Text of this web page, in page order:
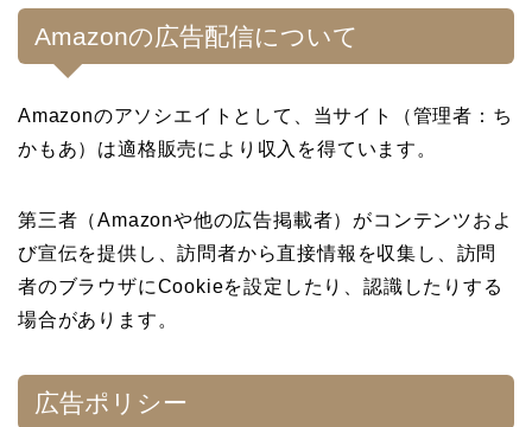
Amazonの広告配信について
Amazonのアソシエイトとして、当サイト（管理者：ち
かもあ）は適格販売により収入を得ています。
第三者（Amazonや他の広告掲載者）がコンテンツおよ
び宣伝を提供し、訪問者から直接情報を収集し、訪問
者のブラウザにCookieを設定したり、認識したりする
場合があります。
広告ポリシー